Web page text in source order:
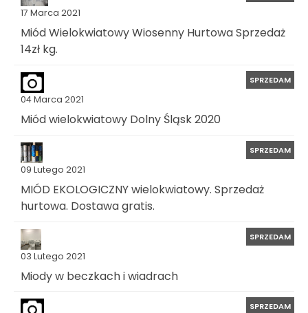
17 Marca 2021
Miód Wielokwiatowy Wiosenny Hurtowa Sprzedaż
14zł kg.
04 Marca 2021
SPRZEDAM
Miód wielokwiatowy Dolny Śląsk 2020
09 Lutego 2021
SPRZEDAM
MIÓD EKOLOGICZNY wielokwiatowy. Sprzedaż
hurtowa. Dostawa gratis.
03 Lutego 2021
SPRZEDAM
Miody w beczkach i wiadrach
SPRZEDAM